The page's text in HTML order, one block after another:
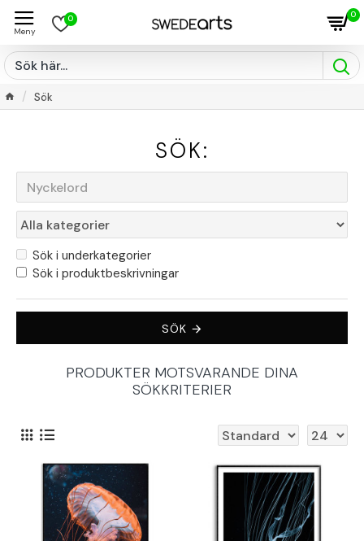
0 0
Sök
SÖK:
Sök i underkategorier
Sök i produktbeskrivningar
SÖK
PRODUKTER MOTSVARANDE DINA
SÖKKRITERIER